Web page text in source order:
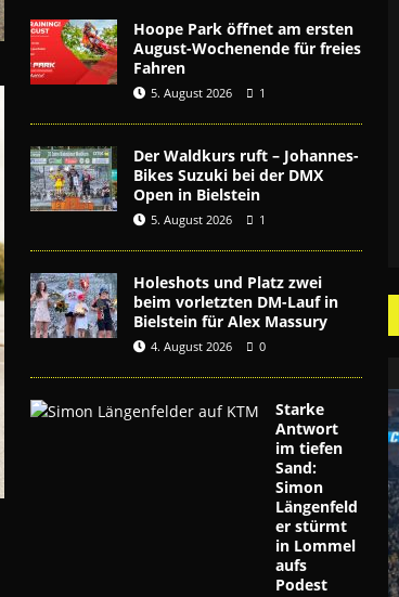
Hoope Park öffnet am ersten
August-Wochenende für freies
Fahren
5. August 2026 1
Der Waldkurs ruft – Johannes-
Bikes Suzuki bei der DMX
Open in Bielstein
5. August 2026 1
Holeshots und Platz zwei
beim vorletzten DM-Lauf in
Bielstein für Alex Massury
4. August 2026 0
Starke
Antwort
im tiefen
Sand:
Simon
Längenfeld
er stürmt
in Lommel
aufs
Podest